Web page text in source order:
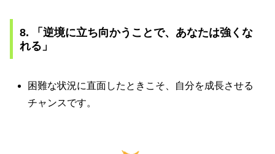
8. 「逆境に立ち向かうことで、あなたは強くな
れる」
困難な状況に直面したときこそ、自分を成長させる
チャンスです。